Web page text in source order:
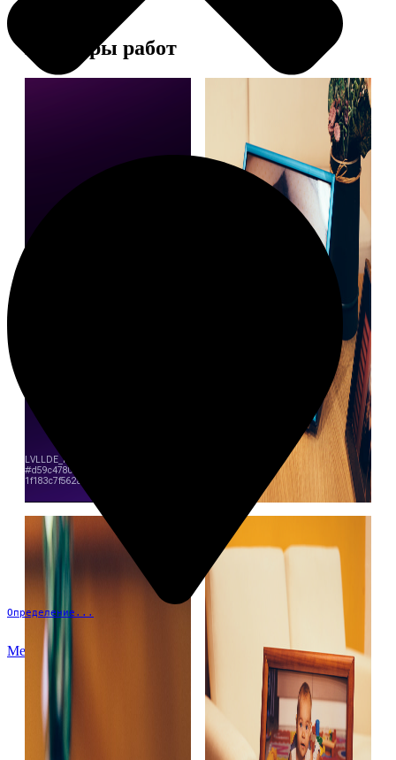
Определение...
Меню
Примеры работ